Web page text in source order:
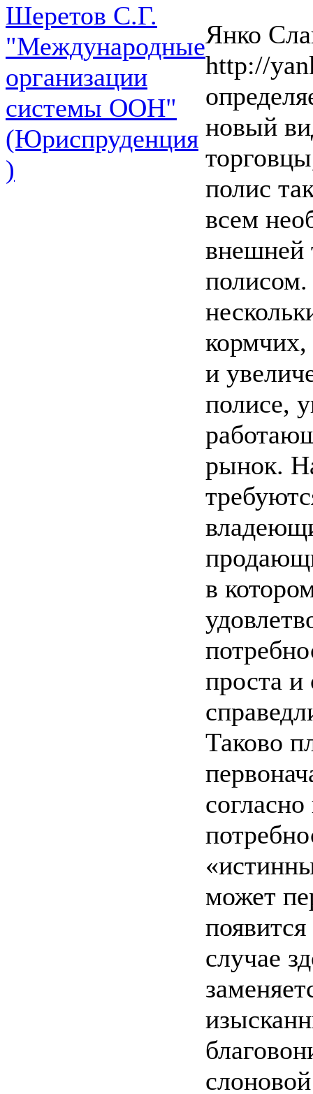
Шеретов С.Г.
"Международные
организации
системы ООН"
(Юриспруденция
)
Янко
http://
новый
полис
всем
внешней
полисом.
кормчих,
и
полисе,
рынок.
в
проста и
Таково
может
случае